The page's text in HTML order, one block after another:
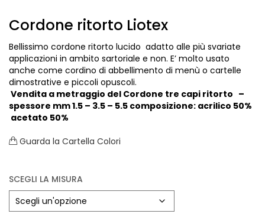
Cordone ritorto Liotex
Bellissimo cordone ritorto lucido adatto alle più svariate
applicazioni in ambito sartoriale e non. E’ molto usato
anche come cordino di abbellimento di menù o cartelle
dimostrative e piccoli opuscoli.
Vendita a metraggio del Cordone tre capi ritorto –
spessore mm 1.5 – 3.5 – 5.5 composizione: acrilico 50%
acetato 50%
Guarda la Cartella Colori
SCEGLI LA MISURA